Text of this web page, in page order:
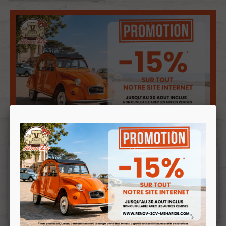
Description
Fuel supply hose, 2m80